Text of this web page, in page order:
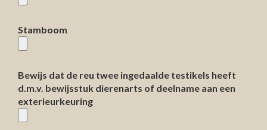
Stamboom
Bewijs dat de reu twee ingedaalde testikels heeft
d.m.v. bewijsstuk dierenarts of deelname aan een
exterieurkeuring